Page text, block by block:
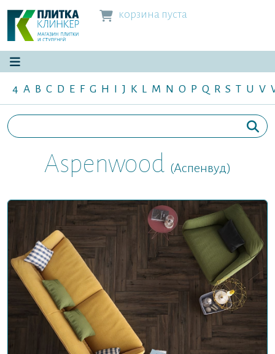
корзина пуста
4 A B C D E F G H I J K L M N O P Q R S T U V
Aspenwood (Аспенвуд)